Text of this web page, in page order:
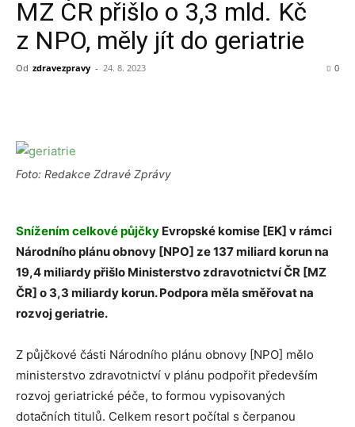
MZ ČR přišlo o 3,3 mld. Kč
z NPO, měly jít do geriatrie
Od zdravezpravy - 24. 8. 2023 0
Foto: Redakce Zdravé Zprávy
Snížením celkové půjčky Evropské komise [EK] v rámci
Národního plánu obnovy [NPO] ze 137 miliard korun na
19,4 miliardy přišlo Ministerstvo zdravotnictví ČR [MZ
ČR] o 3,3 miliardy korun. Podpora měla směřovat na
rozvoj geriatrie.
Z půjčkové části Národního plánu obnovy [NPO] mělo
ministerstvo zdravotnictví v plánu podpořit především
rozvoj geriatrické péče, to formou vypisovaných
dotačních titulů. Celkem resort počítal s čerpanou